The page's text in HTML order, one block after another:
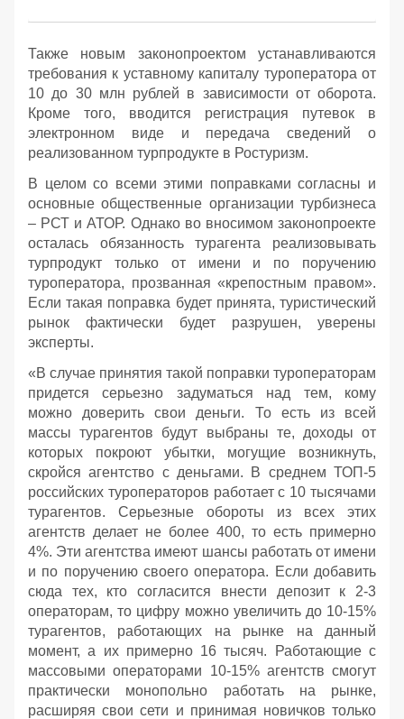
Также новым законопроектом устанавливаются
требования к уставному капиталу туроператора от
10 до 30 млн рублей в зависимости от оборота.
Кроме того, вводится регистрация путевок в
электронном виде и передача сведений о
реализованном турпродукте в Ростуризм.
В целом со всеми этими поправками согласны и
основные общественные организации турбизнеса
– РСТ и АТОР. Однако во вносимом законопроекте
осталась обязанность турагента реализовывать
турпродукт только от имени и по поручению
туроператора, прозванная «крепостным правом».
Если такая поправка будет принята, туристический
рынок фактически будет разрушен, уверены
эксперты.
«В случае принятия такой поправки туроператорам
придется серьезно задуматься над тем, кому
можно доверить свои деньги. То есть из всей
массы турагентов будут выбраны те, доходы от
которых покроют убытки, могущие возникнуть,
скройся агентство с деньгами. В среднем ТОП-5
российских туроператоров работает с 10 тысячами
турагентов. Серьезные обороты из всех этих
агентств делает не более 400, то есть примерно
4%. Эти агентства имеют шансы работать от имени
и по поручению своего оператора. Если добавить
сюда тех, кто согласится внести депозит к 2-3
операторам, то цифру можно увеличить до 10-15%
турагентов, работающих на рынке на данный
момент, а их примерно 16 тысяч. Работающие с
массовыми операторами 10-15% агентств смогут
практически монопольно работать на рынке,
расширяя свои сети и принимая новичков только